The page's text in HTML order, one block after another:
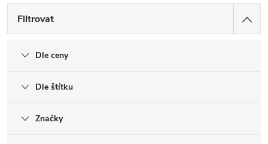
Filtrovat
Dle ceny
Dle štítku
Značky